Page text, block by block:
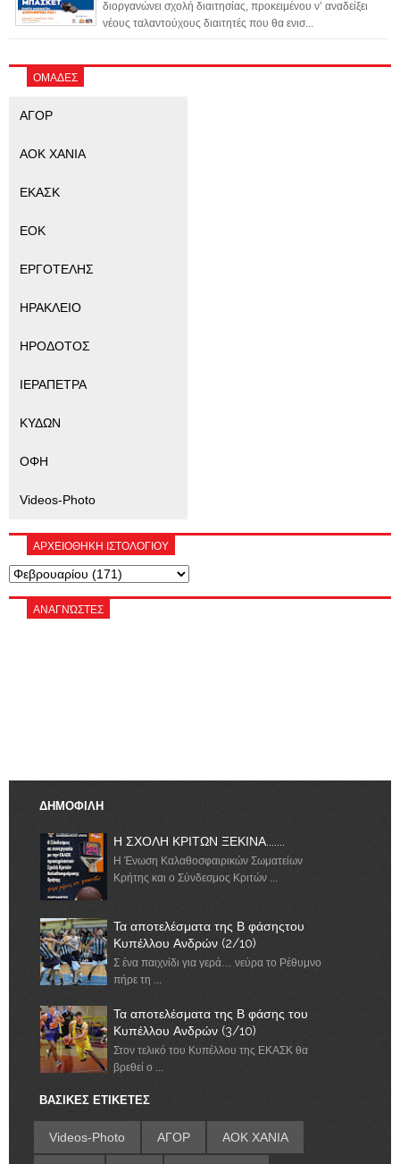
διοργανώνει σχολή διαιτησίας, προκειμένου ν’ αναδείξει
νέους ταλαντούχους διαιτητές που θα ενισ...
ΟΜΑΔΕΣ
ΑΓΟΡ
ΑΟΚ ΧΑΝΙΑ
ΕΚΑΣΚ
ΕΟΚ
ΕΡΓΟΤΕΛΗΣ
ΗΡΑΚΛΕΙΟ
ΗΡΟΔΟΤΟΣ
ΙΕΡΑΠΕΤΡΑ
ΚΥΔΩΝ
ΟΦΗ
Videos-Photo
ΑΡΧΕΙΟΘΗΚΗ ΙΣΤΟΛΟΓΙΟΥ
ΑΝΑΓΝΏΣΤΕΣ
ΔΗΜΟΦΙΛΗ
Η ΣΧΟΛΗ ΚΡΙΤΩΝ ΞΕΚΙΝΑ.......
Η Ένωση Καλαθοσφαιρικών Σωματείων
Κρήτης και ο Σύνδεσμος Κριτών ...
Τα αποτελέσματα της Β φάσηςτου
Κυπέλλου Ανδρών (2/10)
Σ ένα παιχνίδι για γερά… νεύρα το Ρέθυμνο
πήρε τη ...
Τα αποτελέσματα της Β φάσης του
Κυπέλλου Ανδρών (3/10)
Στον τελικό του Κυπέλλου της ΕΚΑΣΚ θα
βρεθεί ο ...
ΒΑΣΙΚΕΣ ΕΤΙΚΕΤΕΣ
Videos-Photo ΑΓΟΡ ΑΟΚ ΧΑΝΙΑ